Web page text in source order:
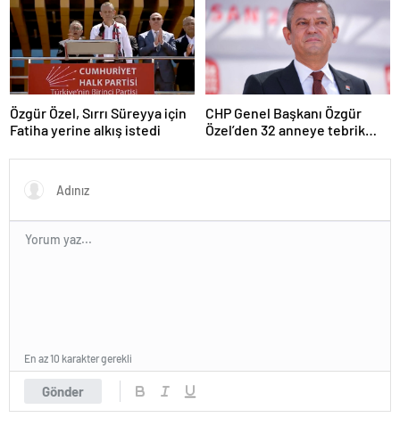
Özgür Özel, Sırrı Süreyya için
Fatiha yerine alkış istedi
CHP Genel Başkanı Özgür
Özel’den 32 anneye tebrik
Gönder
En az 10 karakter gerekli